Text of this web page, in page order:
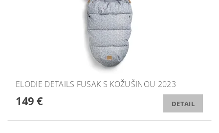
ELODIE DETAILS FUSAK S KOŽUŠINOU 2023
149 € DETAIL